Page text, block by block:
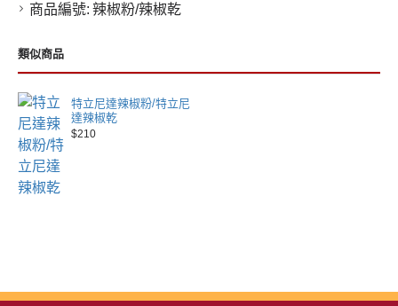
商品編號: 辣椒粉/辣椒乾
類似商品
特立尼達辣椒粉/特立尼
達辣椒乾
$210